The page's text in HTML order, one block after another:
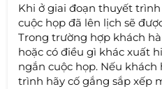
Khi ở giai đoạn thuyết
cuộc họp đã lên lịch sẽ
Trong trường hợp khách
hoặc có điều gì khác xuất
ngắn cuộc họp. Nếu
trình hãy cố gắng sắp xếp